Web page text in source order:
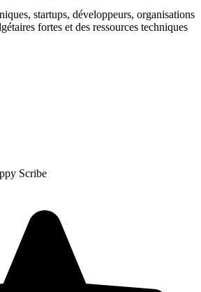
startups, développeurs, organisations
fortes et des ressources techniques
Scribe